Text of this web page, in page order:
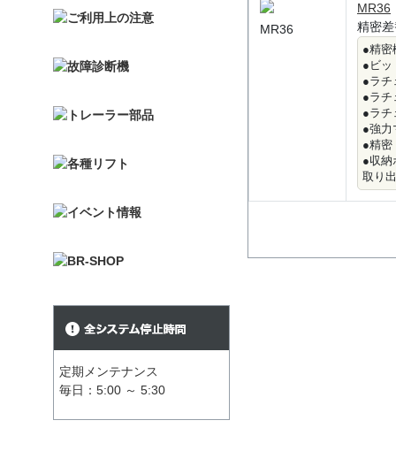
定期メンテナンス
毎日：5:00 ～ 5:30
MR36
MR36
精密
●精密
●ビッ
●ラチ
●ラチ
●ラチ
●強力
●精密
●収納
取り